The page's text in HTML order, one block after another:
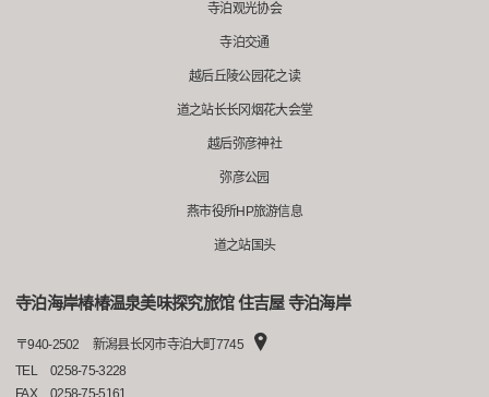
寺泊观光协会
寺泊交通
越后丘陵公园花之读
道之站长长冈烟花大会堂
越后弥彦神社
弥彦公园
燕市役所HP旅游信息
道之站国头
寺泊海岸椿椿温泉美味探究旅馆 住吉屋 寺泊海岸
〒940-2502
新潟县长冈市寺泊大町7745
TEL
0258-75-3228
FAX
0258-75-5161